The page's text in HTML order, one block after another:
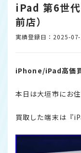
iPad 第6世
前店）
実績登録日：2025-
iPhone/iPad高価
本日は大垣市にお
買取した端末は『